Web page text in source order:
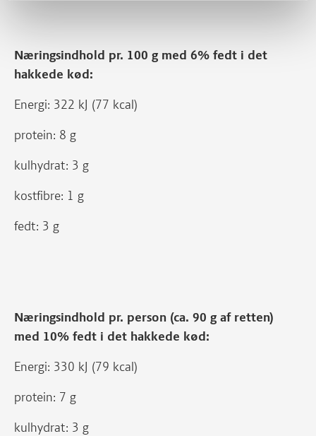
Næringsindhold pr. 100 g med 6% fedt i det
hakkede kød:
Energi: 322 kJ (77 kcal)
protein: 8 g
kulhydrat: 3 g
kostfibre: 1 g
fedt: 3 g
Næringsindhold pr. person (ca. 90 g af retten)
med 10% fedt i det hakkede kød:
Energi: 330 kJ (79 kcal)
protein: 7 g
kulhydrat: 3 g